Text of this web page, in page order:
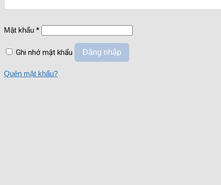
Mật khẩu *
Ghi nhớ mật khẩu Đăng nhập
Quên mật khẩu?